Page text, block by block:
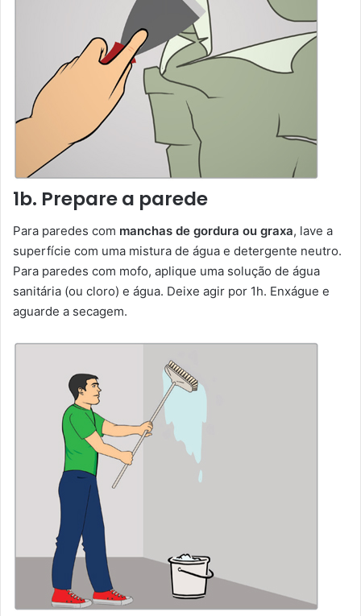
1b. Prepare a parede
Para paredes com manchas de gordura ou graxa, lave a
superfície com uma mistura de água e detergente neutro.
Para paredes com mofo, aplique uma solução de água
sanitária (ou cloro) e água. Deixe agir por 1h. Enxágue e
aguarde a secagem.